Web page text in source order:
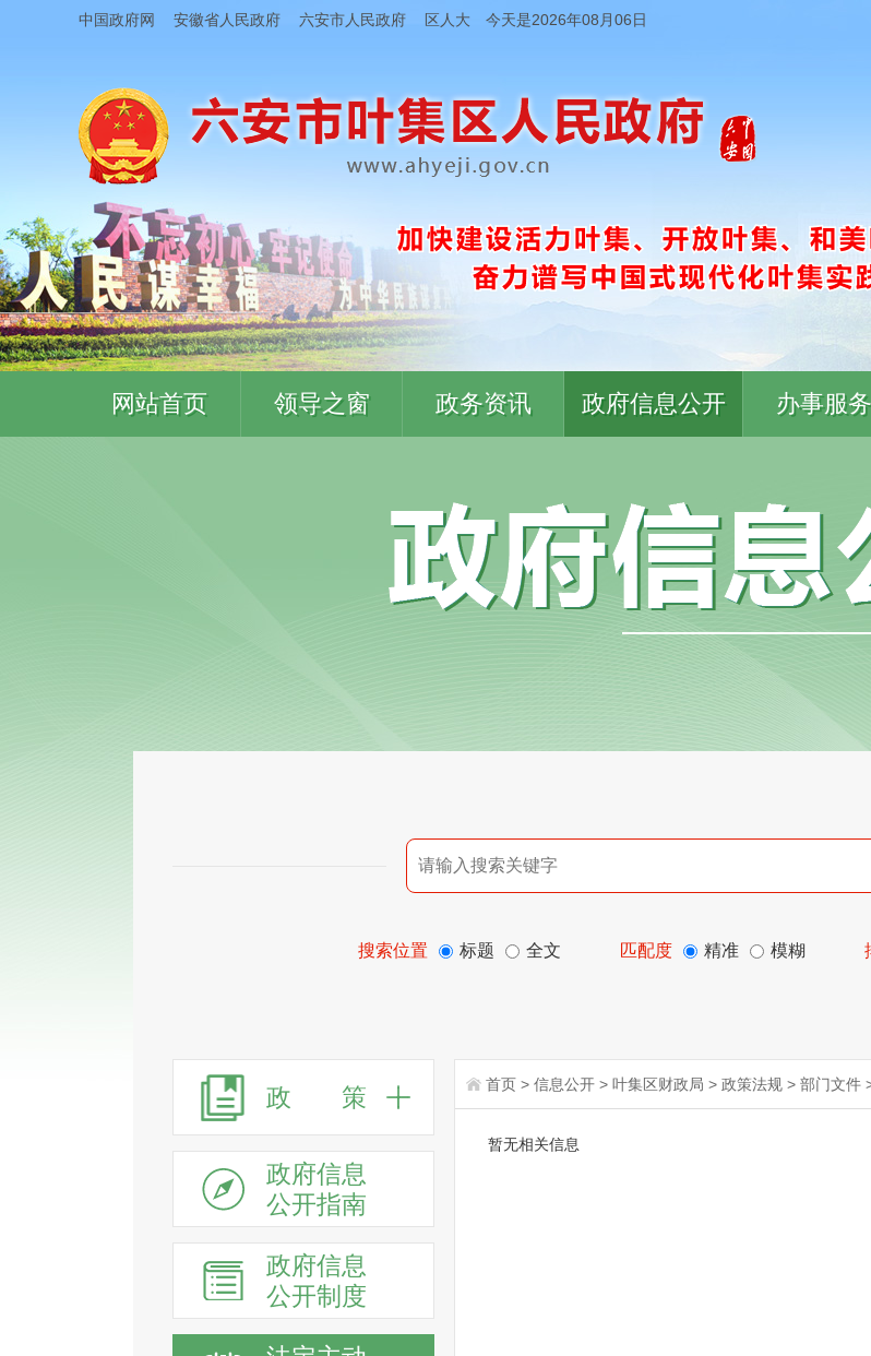
中国政府网 安徽省人民政府 六安市人民政府 区人大 今天是2026年08月06日
网站首页 领导之窗 政务资讯 政府信息公开 办事服务
搜索位置 标题 全文 匹配度 精准 模糊
政 策
政府信息
公开指南
政府信息
公开制度
首页 > 信息公开 > 叶集区财政局 > 政策法规 > 部门文件
暂无相关信息